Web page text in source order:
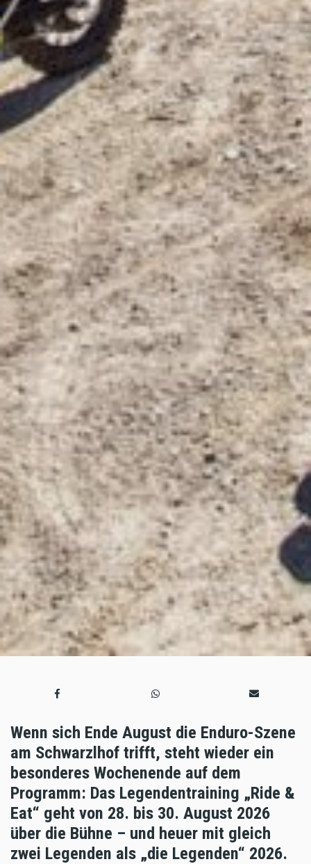
Wenn sich Ende August die Enduro-Szene
am Schwarzlhof trifft, steht wieder ein
besonderes Wochenende auf dem
Programm: Das Legendentraining „Ride &
Eat“ geht von 28. bis 30. August 2026
über die Bühne – und heuer mit gleich
zwei Legenden als „die Legenden“ 2026.